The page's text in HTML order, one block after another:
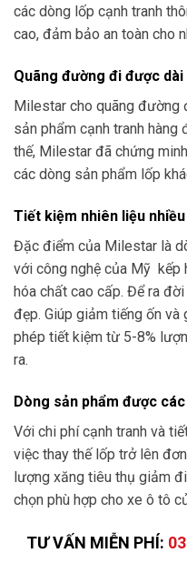
các dòng lốp cạnh tranh
cao, đảm bảo an toàn cho
Quãng đường đi được dài
Milestar cho quãng
sản phẩm cạnh tranh hàng
thế, Milestar đã chứng
các dòng sản phẩm lốp
Tiết kiệm nhiên liệu
Đặc điểm của Milestar là
với công nghệ của Mỹ kếp
hóa chất cao cấp. Để ra
đẹp. Giúp giảm tiếng ốn
phép tiết kiệm từ 5-8%
ra.
Dòng sản phẩm được
Với chi phí cạnh tranh và
việc thay thế lốp trở lên
lượng xăng tiêu thụ giảm
chọn phù hợp cho xe ô tô
TƯ VẤN MIỄN PHÍ: